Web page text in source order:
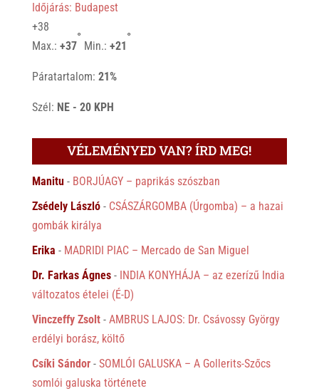
Időjárás: Budapest
+38
Max.: +37
°
Min.: +21
°
Páratartalom: 21%
Szél: NE - 20 KPH
VÉLEMÉNYED VAN? ÍRD MEG!
Manitu- BORJÚAGY – paprikás szószban
Zsédely László- CSÁSZÁRGOMBA (Úrgomba) – a hazai
gombák királya
Erika - MADRIDI PIAC – Mercado de San Miguel
Dr. Farkas Ágnes- INDIA KONYHÁJA – az ezerízű India
változatos ételei (É-D)
Vinczeffy Zsolt- AMBRUS LAJOS: Dr. Csávossy György
erdélyi borász, költő
Csíki Sándor- SOMLÓI GALUSKA – A Gollerits-Szőcs
somlói galuska története